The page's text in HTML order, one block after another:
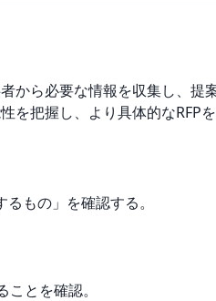
ら必要な情報を収集し、提
把握し、より具体的なRFP
もの」を確認する。
とを確認。